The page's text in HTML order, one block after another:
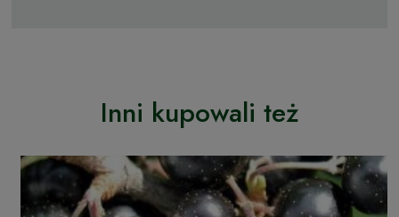
Inni kupowali też